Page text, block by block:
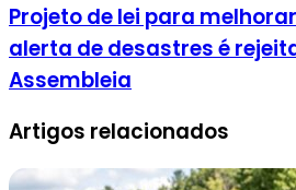
Projeto de lei para
alerta de desastres é
Assembleia
Artigos relacionados